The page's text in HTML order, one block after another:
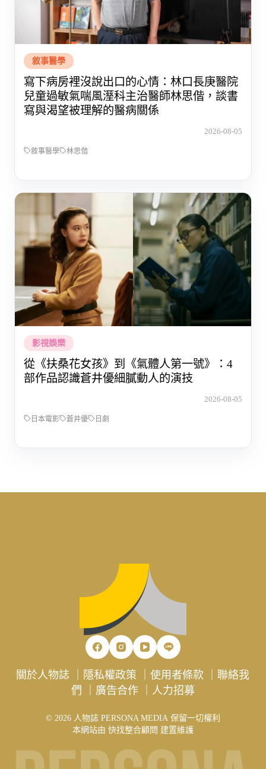
敘事醫學
寫下病房裡沒說出口的心情：林口長庚醫院
兒童過敏氣喘風溼科主治醫師林思偕，談書
寫與渴望被理解的醫病關係
2026-08-05
敘事醫學 林思偕
影視娛樂
從《扶桑花女孩》到《氣體人第一號》：4
部作品認識蒼井優細膩動人的演技
2026-08-05
日本電影 蒼井優 日劇
關於人物誌 隱私權政策 ｜使用者條款 ｜聯絡我
們
廣告合作｜ 人力招募
© 2026 人物誌 PERSONA MEDIA 保留一切權利
本網站由 快找整合顧問 建置維護